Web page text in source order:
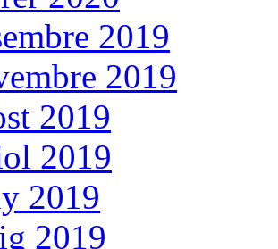
2019
2019
2019
2019
2019
2019